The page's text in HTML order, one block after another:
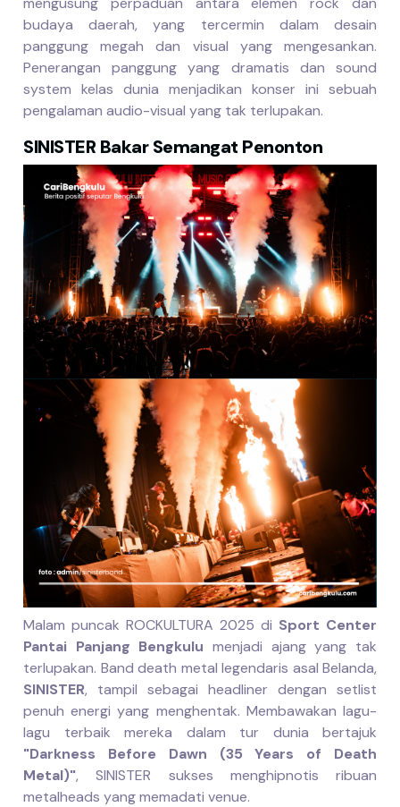
budaya daerah, yang tercermin dalam desain
panggung megah dan visual yang mengesankan.
Penerangan panggung yang dramatis dan sound
system kelas dunia menjadikan konser ini sebuah
pengalaman audio-visual yang tak terlupakan.
SINISTER Bakar Semangat Penonton
Malam puncak ROCKULTURA 2025 di Sport Center
Pantai Panjang Bengkulu menjadi ajang yang tak
terlupakan. Band death metal legendaris asal Belanda,
SINISTER, tampil sebagai headliner dengan setlist
penuh energi yang menghentak. Membawakan lagu-
lagu terbaik mereka dalam tur dunia bertajuk
"Darkness Before Dawn (35 Years of Death
Metal)", SINISTER sukses menghipnotis ribuan
metalheads yang memadati venue.